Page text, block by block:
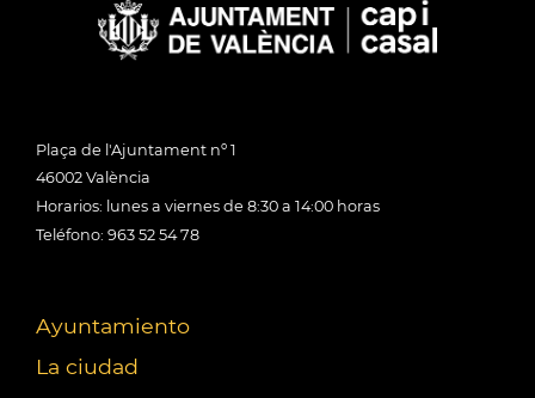
Plaça de l'Ajuntament nº 1
46002 València
Horarios: lunes a viernes de 8:30 a 14:00 horas
Teléfono: 963 52 54 78
Ayuntamiento
La ciudad